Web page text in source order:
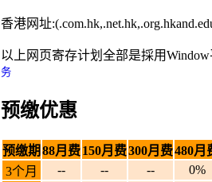
香港网址
以上网页寄存计划全部是採用
务
预缴优惠
预缴期 88月费150月费300月费480月
3个月
-- -- -- 0%